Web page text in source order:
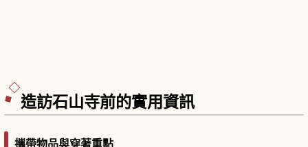
造訪石山寺前的實用資訊
攜帶物品與穿著重點